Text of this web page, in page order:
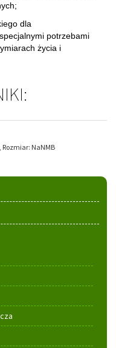
dla
potrzebami
życia i
, Rozmiar: NaNMB